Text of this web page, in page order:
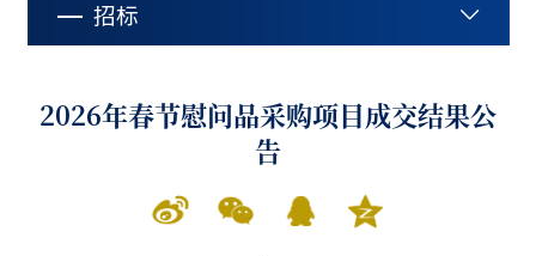
招标
2026年春节慰问品采购项目成交结果公
告